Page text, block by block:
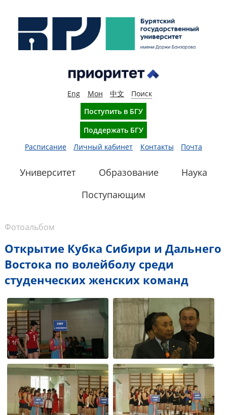
Eng Мон 中文
Поиск
Поступить в БГУ
Поддержать БГУ
Расписание
Личный кабинет Контакты Почта
Университет Образование
Наука
Поступающим
Фотоальбом
Открытие Кубка Сибири и Дальнего
Востока по волейболу среди
студенческих женских команд